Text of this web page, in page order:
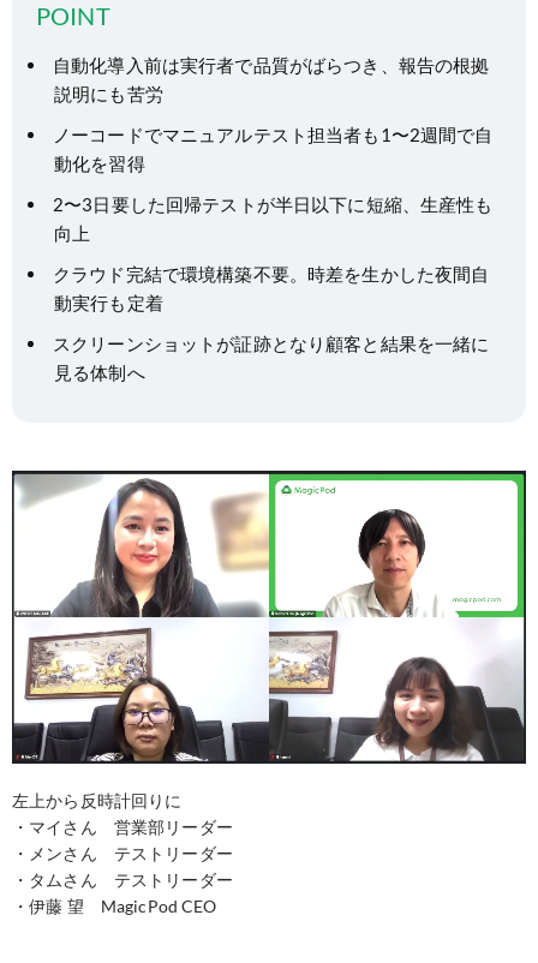
POINT
自動化導入前は実行者で品質がばらつき、報告の根拠
説明にも苦労
ノーコードでマニュアルテスト担当者も1〜2週間で自
動化を習得
2〜3日要した回帰テストが半日以下に短縮、生産性も
向上
クラウド完結で環境構築不要。時差を生かした夜間自
動実行も定着
スクリーンショットが証跡となり顧客と結果を一緒に
見る体制へ
左上から反時計回りに
・マイさん 営業部リーダー
・メンさん テストリーダー
・タムさん テストリーダー
・伊藤 望 MagicPod CEO